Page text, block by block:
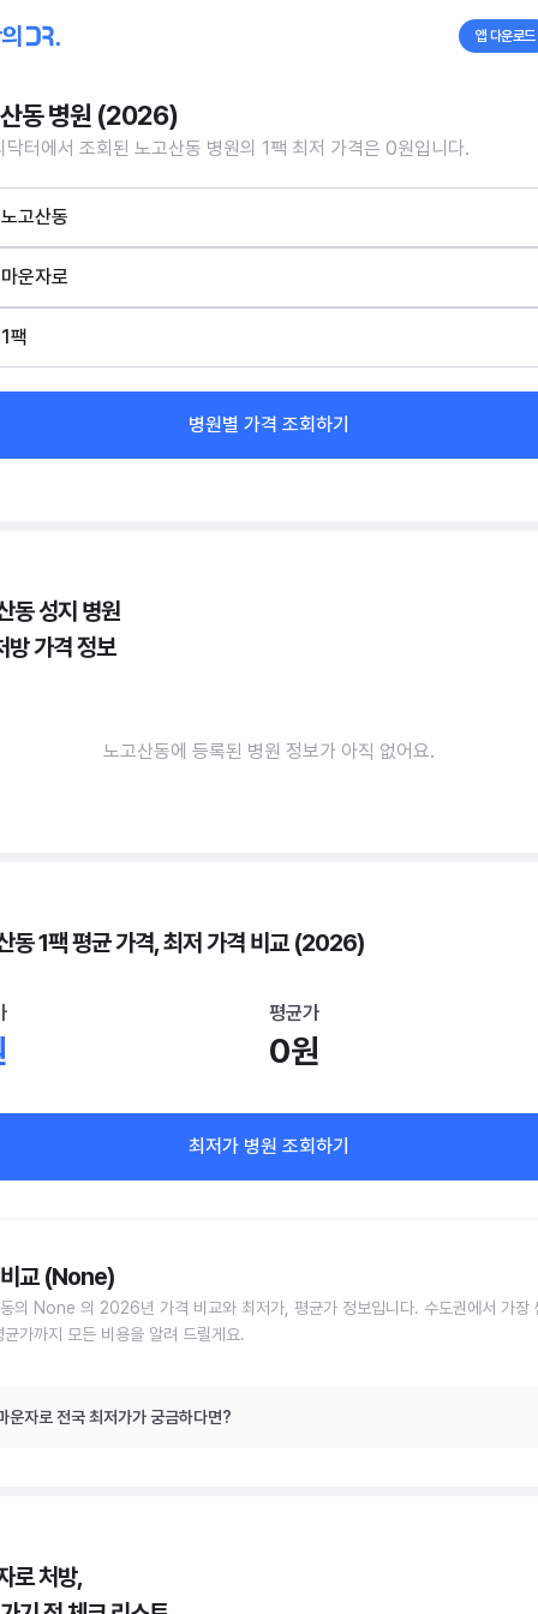
앱 다운로드
동 병원 (2026)
닥터에서 조회된 노고산동 병원의 1팩 최저 가격은 0원입니다.
노고산동
마운자로
1팩
병원별 가격 조회하기
동 성지 병원
방 가격 정보
노고산동에 등록된 병원 정보가 아직 없어요.
동 1팩 평균 가격, 최저 가격 비교 (2026)
평균가
0원
최저가 병원 조회하기
교 (None)
동의 None 의 2026년 가격 비교와 최저가, 평균가 정보입니다. 수도권에서 가장
균가까지 모든 비용을 알려 드릴게요.
운자로 전국 최저가가 궁금하다면?
로 처방,